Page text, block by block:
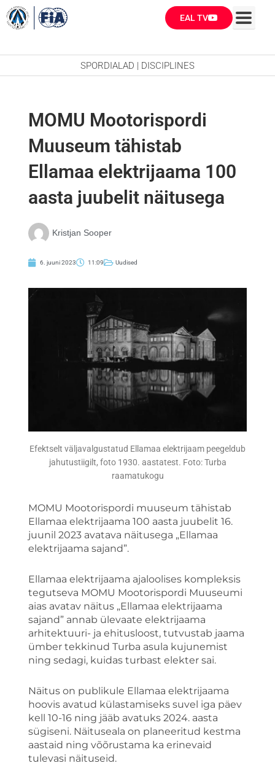
Skip
to
EAL TV
SPORDIALAD | DISCIPLINES
MOMU Mootorispordi
Muuseum tähistab
Ellamaa elektrijaama 100
aasta juubelit näitusega
Kristjan Sooper
6. juuni 2023 11:09 Uudised
Efektselt väljavalgustatud Ellamaa elektrijaam peegeldub
jahutustiigilt, foto 1930. aastatest. Foto: Turba
raamatukogu
MOMU Mootorispordi muuseum tähistab
Ellamaa elektrijaama 100 aasta juubelit 16.
juunil 2023 avatava näitusega „Ellamaa
elektrijaama sajand”.
Ellamaa elektrijaama ajaloolises kompleksis
tegutseva MOMU Mootorispordi Muuseumi
aias avatav näitus „Ellamaa elektrijaama
sajand” annab ülevaate elektrijaama
arhitektuuri- ja ehitusloost, tutvustab jaama
ümber tekkinud Turba asula kujunemist
ning sedagi, kuidas turbast elekter sai.
Näitus on publikule Ellamaa elektrijaama
hoovis avatud külastamiseks suvel iga päev
kell 10-16 ning jääb avatuks 2024. aasta
sügiseni. Näituseala on planeeritud kestma
aastaid ning võõrustama ka erinevaid
tulevasi näituseid.